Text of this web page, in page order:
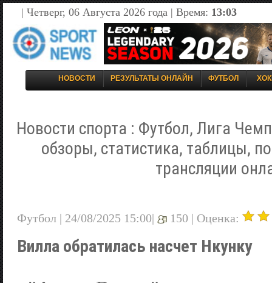
| Четверг, 06 Августа 2026 года | Время: 13:03
НОВОСТИ РЕЗУЛЬТАТЫ ОНЛАЙН ФУТБОЛ
Новости спорта : Футбол, Лига
обзоры, статистика, таблицы,
трансляции
Футбол | 24/08/2025 15:00| 150 | Оценка:
Вилла обратилась насчет Нкунку